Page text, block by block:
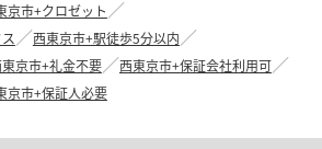
京市+クロゼット
西東京市+駅徒歩5分以内
京市+礼金不要
西東京市+保証会社利用可
京市+保証人必要